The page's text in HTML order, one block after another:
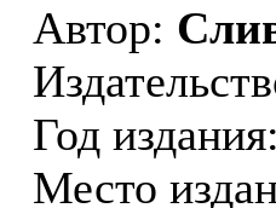
Автор:
Год издания:
Место